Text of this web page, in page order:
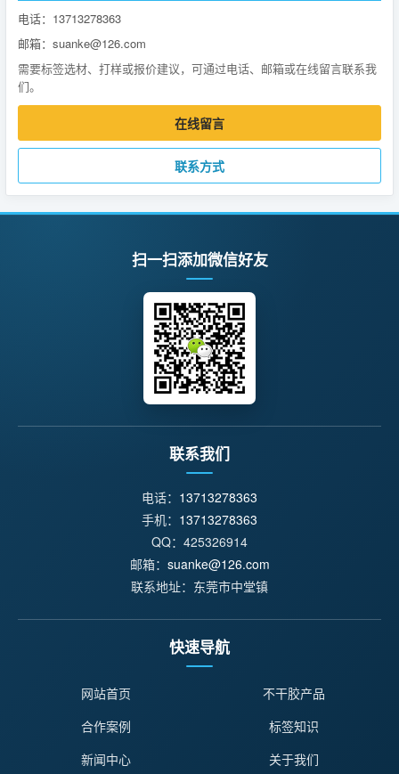
电话：13713278363
邮箱：suanke@126.com
需要标签选材、打样或报价建议，可通过电话、邮箱或在线留言联系我
们。
在线留言
联系方式
扫一扫添加微信好友
联系我们
电话： 13713278363
手机： 13713278363
QQ：425326914
邮箱： suanke@126.com
联系地址：东莞市中堂镇
快速导航
网站首页
不干胶产品
合作案例
标签知识
新闻中心
关于我们